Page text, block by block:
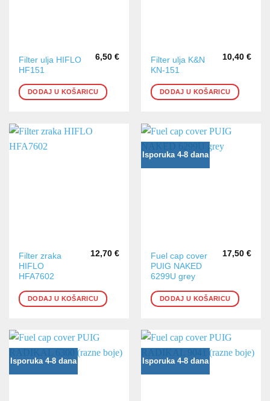
Filter ulja HIFLO
HF151
6,50 €
DODAJ U KOŠARICU
Filter ulja K&N
KN-151
10,40 €
DODAJ U KOŠARICU
Filter zraka
HIFLO
HFA7602
12,70 €
DODAJ U KOŠARICU
Isporuka 4-8 dana
Fuel cap cover
PUIG NAKED
6299U grey
17,50 €
DODAJ U KOŠARICU
Isporuka 4-8 dana Isporuka 4-8 dana